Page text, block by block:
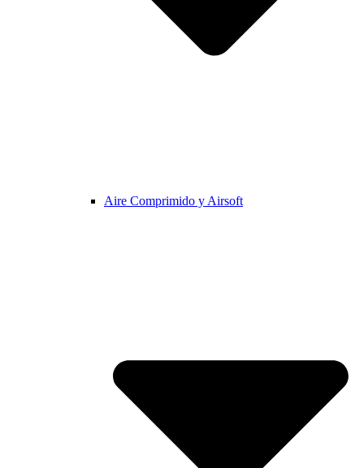
Aire Comprimido y Airsoft